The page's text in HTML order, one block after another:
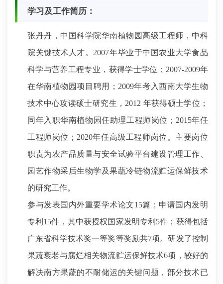
学习及工作简历：
张丹丹，中国科学院华南植物园高级工程师，中科
院关键技术人才。2007年毕业于中国农业大学食品
科学与营养工程专业，获得学士学位；2007-2009年
在华南植物园项目聘用；2009年考入西南大学生物
技术中心攻读硕士研究生，2012 年获得硕士学位；
同年入职华南植物园任助理工程师岗位；2015年任
工程师岗位；2020年任高级工程师岗位。主要岗位
职责为农产品质量与安全试验平台建设管理工作、
园艺作物采后生物学及果蔬冷链物流贮运保鲜技术
的研究工作。
参与发表国内外重要学术论文15篇；申请国内发明
专利15件，其中获授权国家发明专利5件；获得包括
广东省科学技术奖一等奖等奖励共7项。研发了控制
果蔬衰老与腐烂相关物流贮运保鲜技术6项，较好的
解决南方果蔬的不耐储运的关键问题，部分技术已